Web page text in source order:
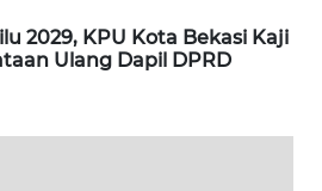
2029, KPU Kota Bekasi Kaji
Ulang Dapil DPRD